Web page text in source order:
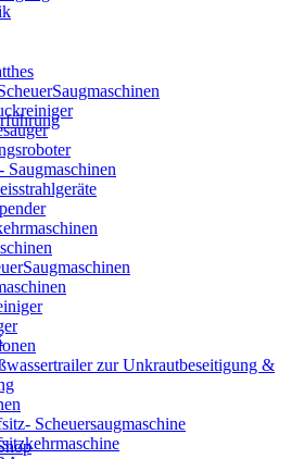
Saugmaschinen
zur Unkrautbeseitigung &
Scheuersaugmaschine